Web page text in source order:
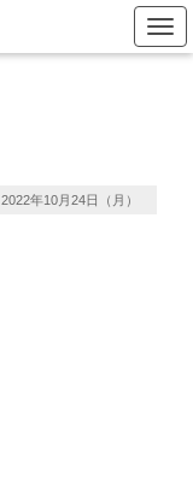
2022年10月24日（月）